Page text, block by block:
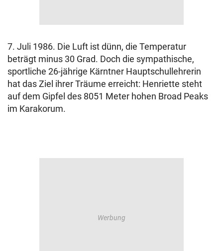
7. Juli 1986. Die Luft ist dünn, die Temperatur
beträgt minus 30 Grad. Doch die sympathische,
sportliche 26-jährige Kärntner Hauptschullehrerin
hat das Ziel ihrer Träume erreicht: Henriette steht
auf dem Gipfel des 8051 Meter hohen Broad Peaks
im Karakorum.